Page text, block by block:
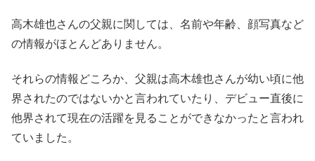
高木雄也さんの父親に関しては、名前や年齢、顔写真など
の情報がほとんどありません。
それらの情報どころか、父親は高木雄也さんが幼い頃に他
界されたのではないかと言われていたり、デビュー直後に
他界されて現在の活躍を見ることができなかったと言われ
ていました。